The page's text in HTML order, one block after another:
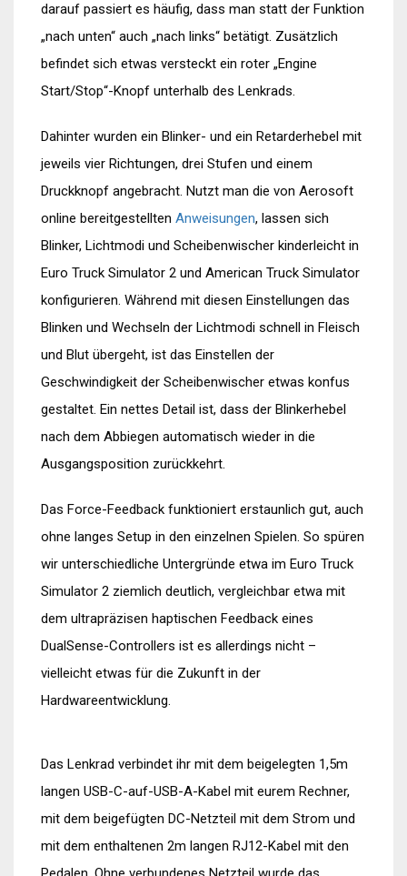
darauf passiert es häufig, dass man statt der Funktion
„nach unten“ auch „nach links“ betätigt. Zusätzlich
befindet sich etwas versteckt ein roter „Engine
Start/Stop“-Knopf unterhalb des Lenkrads.
Dahinter wurden ein Blinker- und ein Retarderhebel mit
jeweils vier Richtungen, drei Stufen und einem
Druckknopf angebracht. Nutzt man die von Aerosoft
online bereitgestellten Anweisungen, lassen sich
Blinker, Lichtmodi und Scheibenwischer kinderleicht in
Euro Truck Simulator 2 und American Truck Simulator
konfigurieren. Während mit diesen Einstellungen das
Blinken und Wechseln der Lichtmodi schnell in Fleisch
und Blut übergeht, ist das Einstellen der
Geschwindigkeit der Scheibenwischer etwas konfus
gestaltet. Ein nettes Detail ist, dass der Blinkerhebel
nach dem Abbiegen automatisch wieder in die
Ausgangsposition zurückkehrt.
Das Force-Feedback funktioniert erstaunlich gut, auch
ohne langes Setup in den einzelnen Spielen. So spüren
wir unterschiedliche Untergründe etwa im Euro Truck
Simulator 2 ziemlich deutlich, vergleichbar etwa mit
dem ultrapräzisen haptischen Feedback eines
DualSense-Controllers ist es allerdings nicht –
vielleicht etwas für die Zukunft in der
Hardwareentwicklung.
Das Lenkrad verbindet ihr mit dem beigelegten 1,5m
langen USB-C-auf-USB-A-Kabel mit eurem Rechner,
mit dem beigefügten DC-Netzteil mit dem Strom und
mit dem enthaltenen 2m langen RJ12-Kabel mit den